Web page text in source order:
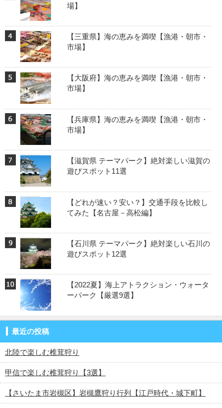
場】
【三重県】海の恵みを満喫【漁港・朝市・
市場】
【大阪府】海の恵みを満喫【漁港・朝市・
市場】
【兵庫県】海の恵みを満喫【漁港・朝市・
市場】
【滋賀県 テーマパーク】絶対楽しい滋賀の
遊びスポット11選
【どれが速い？安い？】交通手段を比較し
てみた【名古屋－高松編】
【石川県 テーマパーク】絶対楽しい石川の
遊びスポット12選
【2022夏】海上アトラクション・ウォータ
ーパーク【厳選9選】
最近の投稿
北陸で楽しむ椎茸狩り
甲信で楽しむ椎茸狩り【3選】
【さいたま市岩槻区】岩槻鷹狩り行列【江戸時代・城下町】